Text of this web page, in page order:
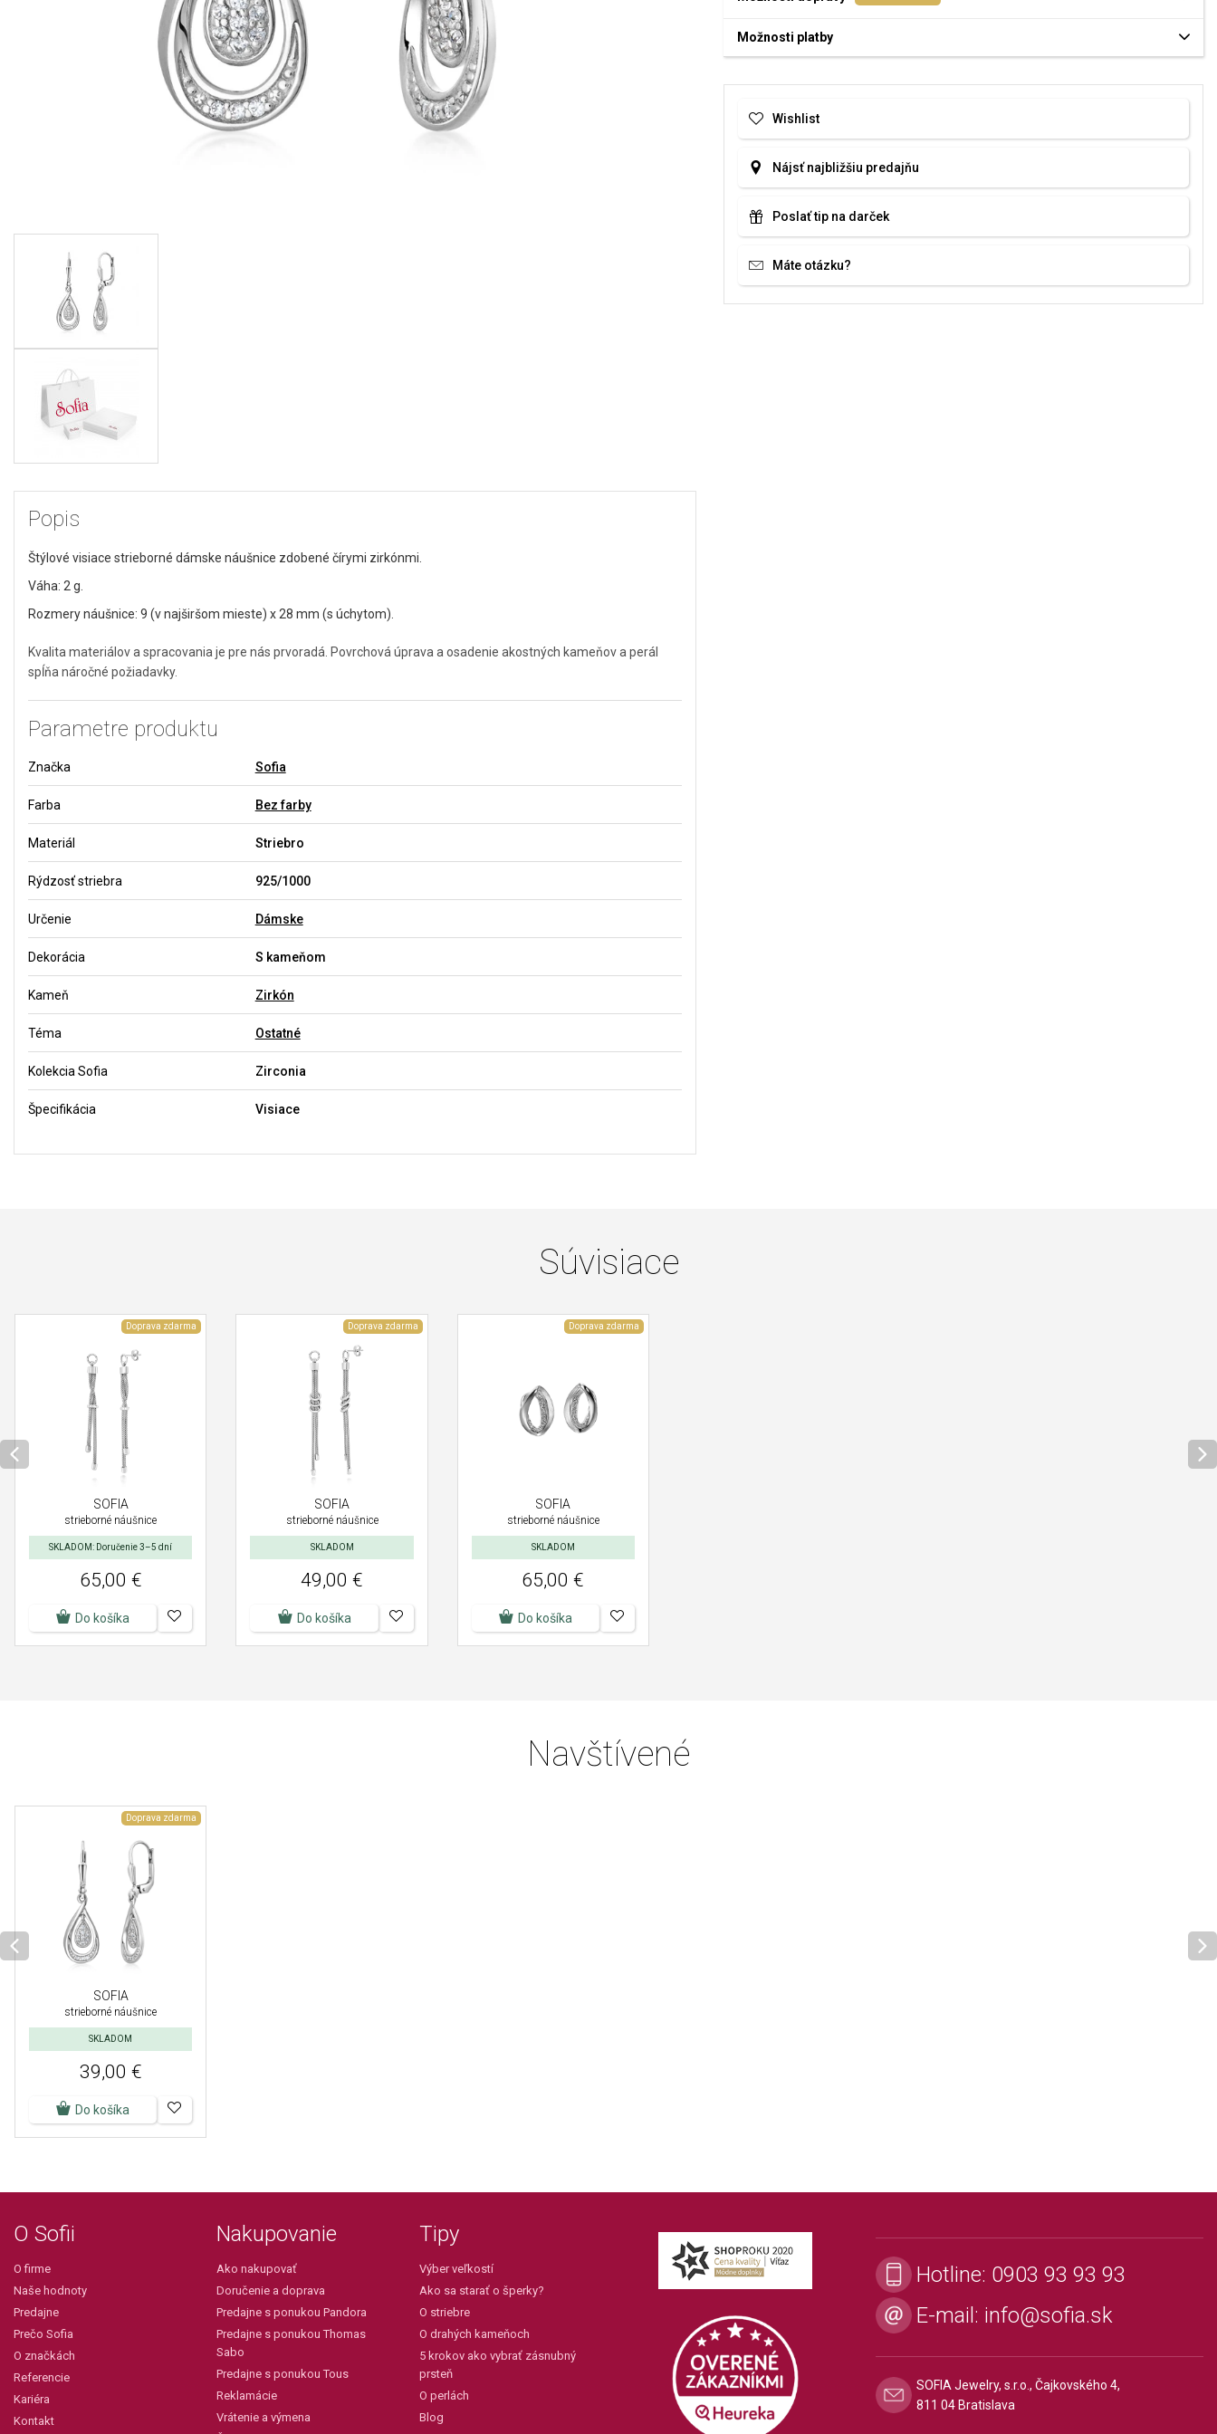
Popis
Štýlové visiace strieborné dámske náušnice zdobené čírymi zirkónmi.
Váha: 2 g.
Rozmery náušnice: 9 (v najširšom mieste) x 28 mm (s úchytom).
Kvalita materiálov a spracovania je pre nás prvoradá. Povrchová úprava a osadenie akostných kameňov a perál
spĺňa náročné požiadavky.
Parametre produktu
Značka Sofia
Farba Bez farby
Materiál Striebro
Rýdzosť striebra 925/1000
Určenie Dámske
Dekorácia S kameňom
Kameň Zirkón
Téma Ostatné
Kolekcia Sofia Zirconia
Špecifikácia Visiace
Možnosti platby
Wishlist
Nájsť najbližšiu predajňu
Poslať tip na darček
Máte otázku?
Súvisiace
Doprava zdarma
SOFIA
strieborné náušnice
SKLADOM: Doručenie 3–5 dní
65,00 €
Do košíka
Doprava zdarma
SOFIA
strieborné náušnice
SKLADOM
49,00 €
Do košíka
Doprava zdarma
SOFIA
strieborné náušnice
SKLADOM
65,00 €
Do košíka
Navštívené
Doprava zdarma
SOFIA
strieborné náušnice
SKLADOM
39,00 €
Do košíka
O Sofii
O firme
Naše hodnoty
Predajne
Prečo Sofia
O značkách
Referencie
Kariéra
Kontakt
Nakupovanie
Ako nakupovať
Doručenie a doprava
Predajne s ponukou Pandora
Predajne s ponukou Thomas
Sabo
Predajne s ponukou Tous
Reklamácie
Vrátenie a výmena
Tipy
Výber veľkostí
Ako sa starať o šperky?
O striebre
O drahých kameňoch
5 krokov ako vybrať zásnubný
prsteň
O perlách
Blog
Hotline: 0903 93 93 93
E-mail: info@sofia.sk
SOFIA Jewelry, s.r.o., Čajkovského 4,
811 04 Bratislava